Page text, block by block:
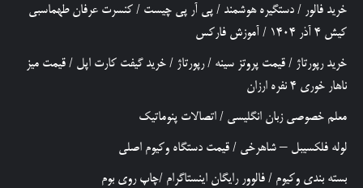
خرید فالور / دستگیره هوشمند / پی آر پی چیست / کنسرت عرفان طهماسبی
کیش 4 آذر 1404
/ آموزش فارکس
خرید رپورتاژ / قیمت پروتز سینه /رپورتاژ / خرید گیفت کارت اپل / قیمت میز
ناهار خوری 4 نفره ارزان
معلم خصوصی زبان انگلیسی / اتصالات پنوماتیک
لوله فلکسیبل – شاهرخی / قیمت دستگاه وکیوم اصلی
بسته بندی وکیوم / فالوور رایگان اینستاگرام /چاپ روی بوم